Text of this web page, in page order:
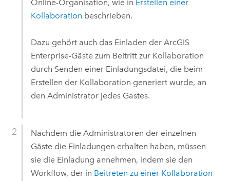
Online-Organisation, wie in Erstellen einer
Kollaboration beschrieben.
Dazu gehört auch das Einladen der ArcGIS
Enterprise-Gäste zum Beitritt zur Kollaboration
durch Senden einer Einladungsdatei, die beim
Erstellen der Kollaboration generiert wurde, an
den Administrator jedes Gastes.
Nachdem die Administratoren der einzelnen
Gäste die Einladungen erhalten haben, müssen
sie die Einladung annehmen, indem sie den
Workflow, der in Beitreten zu einer Kollaboration